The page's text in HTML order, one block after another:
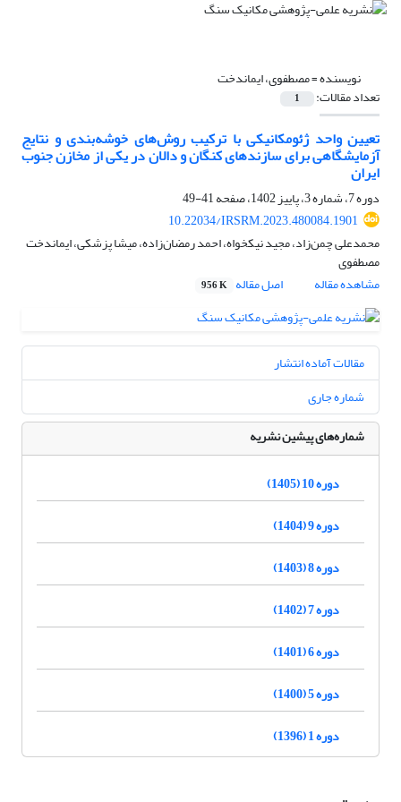
نویسنده =مصطفوی، ایماندخت
تعداد مقالات: 1
تعیین واحد ژئومکانیکی با ترکیب روش‌های خوشه‌بندی و نتایج
آزمایشگاهی برای سازندهای کنگان و دالان در یکی از مخازن جنوب
ایران
دوره 7، شماره 3، پاییز 1402، صفحه
41-49
10.22034/IRSRM.2023.480084.1901
محمدعلی چمن‌زاد، مجید نیکخواه، احمد رمضان‌زاده، میشا پزشکی، ایماندخت
مصطفوی
مشاهده مقاله
اصل مقاله 956 K
مقالات آماده انتشار
شماره جاری
شماره‌های پیشین نشریه
دوره 10 (1405)
دوره 9 (1404)
دوره 8 (1403)
دوره 7 (1402)
دوره 6 (1401)
دوره 5 (1400)
دوره 1 (1396)